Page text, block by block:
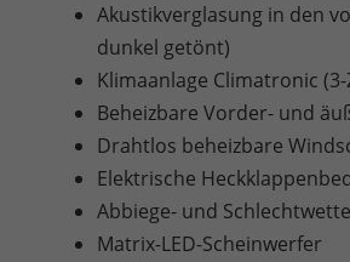
Akustikverglasung in den
dunkel getönt)
Klimaanlage Climatronic
Beheizbare Vorder- und
Drahtlos beheizbare
Elektrische
Abbiege- und
Matrix-LED-Scheinwerfer